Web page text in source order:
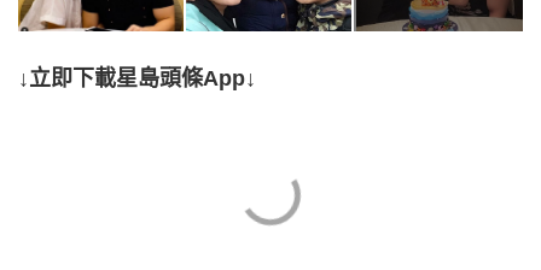
↓立即下載星島頭條App↓